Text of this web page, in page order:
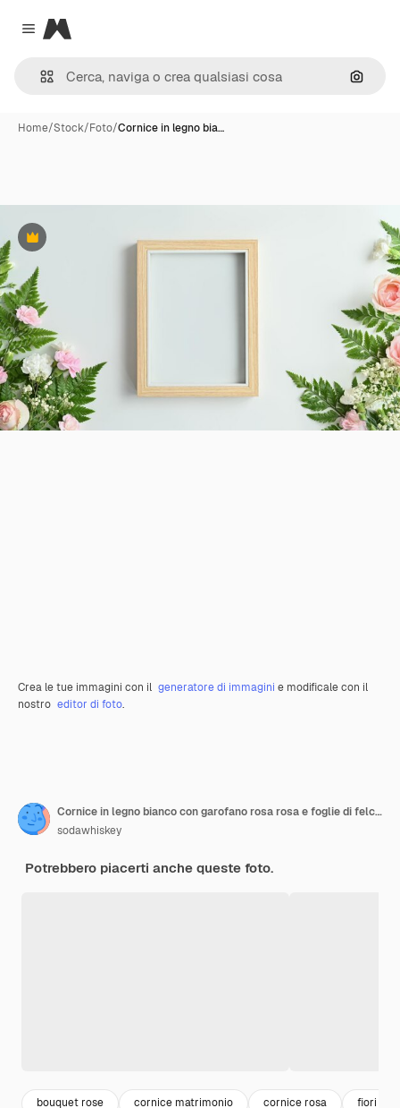
Close menu
Magnific
Cerca
Home/Stock/Foto/Cornice in legno bia…
Premium
Crea le tue immagini con il generatore di immagini e modificale con il
nostro editor di foto.
Cornice in legno bianco con garofano rosa rosa e foglie di felce su sfondo bianco Sfondo floreale primavera copia spazio
sodawhiskey
Potrebbero piacerti anche queste foto.
bouquet rose cornice matrimonio cornice rosa fiori